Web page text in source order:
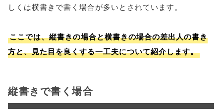
しくは横書きで書く場合が多いとされています。
ここでは、縦書きの場合と横書きの場合の差出人の書き
方と、見た目を良くする一工夫について紹介します。
縦書きで書く場合